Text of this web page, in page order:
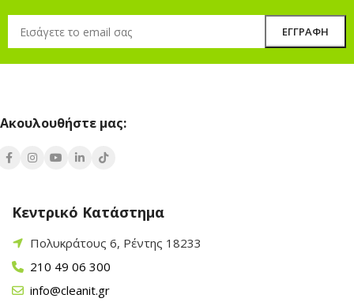
Ακουλουθήστε μας:
Κεντρικό Κατάστημα
Πολυκράτους 6, Ρέντης 18233
210 49 06 300
info@cleanit.gr